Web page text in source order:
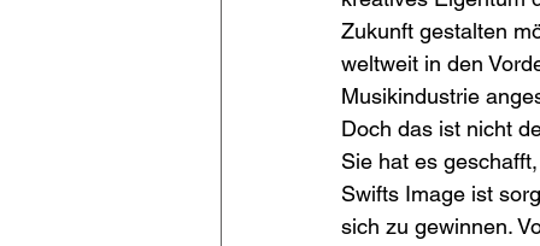
Zukunft gestalten
weltweit in den
Musikindustrie
Doch das ist nicht
Sie hat es
Swifts Image ist
sich zu gewinnen.